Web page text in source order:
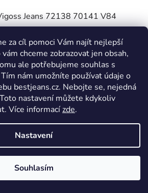
za cíl pomoci Vám najít nejlepší
chceme zobrazovat jen obsah,
ale potřebujeme souhlas s
nám umožníte používat údaje o
bestjeans.cz. Nebojte se, nejedná
nastavení můžete kdykoliv
Více informacízde.
Nastavení
Souhlasím
Jeans 72138 70141 V84
5. až 14. pracovní den
1 690 Kč
DETAIL